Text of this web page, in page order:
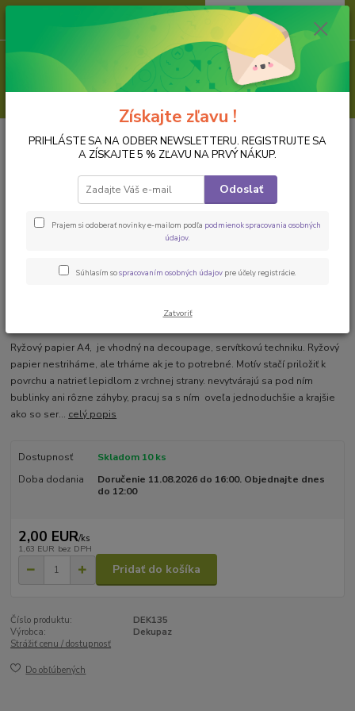
Menu
Hľadať
ks
za 0,00 EUR
Úvod PAPIER NA DECOUPAGE Ryžové papiere, formát A4
Ryžový
papier na decoupage DEK135
Ryžový papier na decoupage
DEK135
Ryžový papier A4, je vhodný na decoupage, servítkovú techniku. Ryžový
papier nestriháme, ale trháme ak je to potrebné. Motív stačí priložiť k
povrchu a natrieť lepidlom z vrchnej strany. nevytvárajú sa pod ním
bublinky ani rôzne záhyby, pracuj sa s ním oveľa jednoduchšie a krajšie
ako so ser... celý popis
Dostupnosť
Skladom 10 ks
Doba dodania
Doručenie 11.08.2026 do 16:00. Objednajte dnes
do 12:00
2,00 EUR/ks
1,63 EUR bez DPH
Pridať do košíka
Číslo produktu:
DEK135
Výrobca:
Dekupaz
Strážiť cenu / dostupnosť
Do obľúbených
Získajte zľavu !
PRIHLÁSTE SA NA ODBER NEWSLETTERU. REGISTRUJTE SA
A ZÍSKAJTE 5 % ZĽAVU NA PRVÝ NÁKUP.
Odoslať
Prajem si odoberať novinky e-mailom podľa podmienok spracovania osobných
údajov.
Súhlasím sospracovaním osobných údajov pre účely registrácie.
Zatvoriť